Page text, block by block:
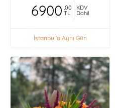
6900 ,00
TL
KDV
Dahil
İstanbul'a Aynı Gün